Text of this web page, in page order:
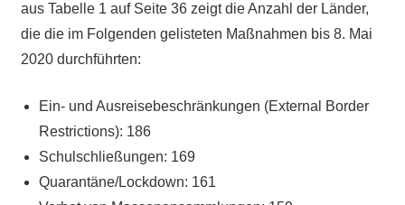
aus Tabelle 1 auf Seite 36 zeigt die Anzahl der Länder,
die die im Folgenden gelisteten Maßnahmen bis 8. Mai
2020 durchführten:
Ein- und Ausreisebeschränkungen (External Border
Restrictions): 186
Schulschließungen: 169
Quarantäne/Lockdown: 161